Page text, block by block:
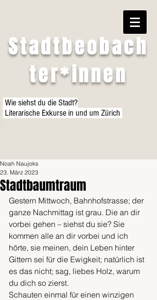
Stadtbeobach
ter*innen
Wie siehst du die Stadt?
Literarische Exkurse in und um Zürich
Stadtbaumtraum
Noah Naujoks
23. März 2023
Gestern Mittwoch, Bahnhofstrasse; der
ganze Nachmittag ist grau. Die an dir
vorbei gehen – siehst du sie? Sie
kommen alle an dir vorbei und ich
hörte, sie meinen, dein Leben hinter
Gittern sei für die Ewigkeit; natürlich ist
es das nicht; sag, liebes Holz, warum
du dich so zierst.
Schauten einmal für einen winzigen